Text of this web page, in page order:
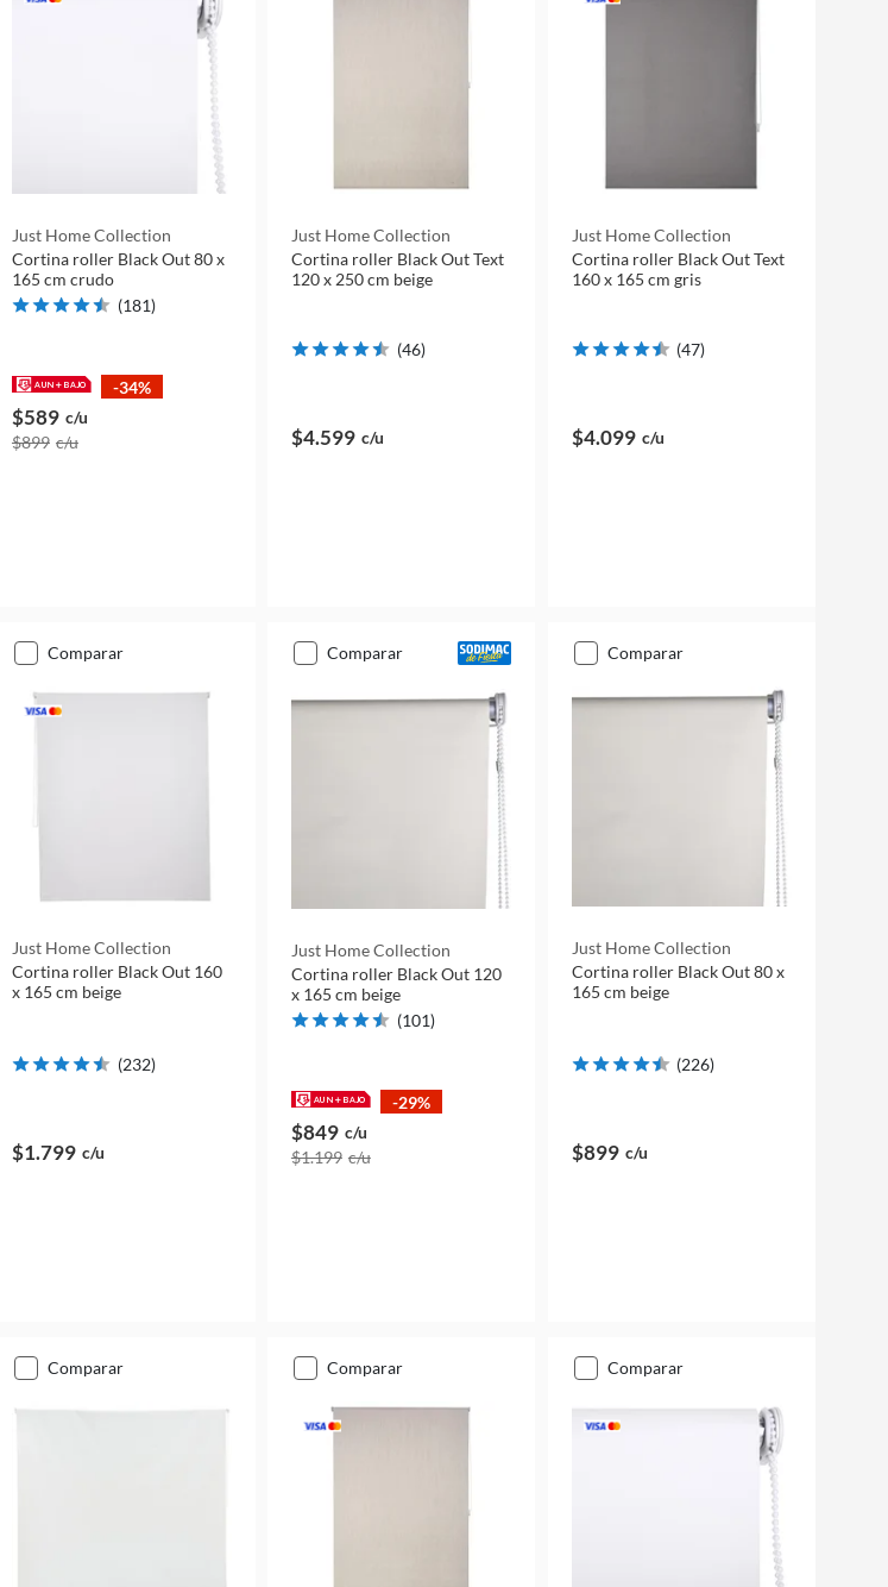
Just Home Collection
Cortina roller Black Out 80 x
165 cm crudo
(181)
-34%
$589 c/u
$899 c/u
Just Home Collection
Cortina roller Black Out Text
120 x 250 cm beige
(46)
$4.599 c/u
Just Home Collection
Cortina roller Black Out Text
160 x 165 cm gris
(47)
$4.099 c/u
comparar
Just Home Collection
Cortina roller Black Out 160
x 165 cm beige
(232)
$1.799 c/u
comparar
Just Home Collection
Cortina roller Black Out 120
x 165 cm beige
(101)
-29%
$849 c/u
$1.199 c/u
comparar
Just Home Collection
Cortina roller Black Out 80 x
165 cm beige
(226)
$899 c/u
comparar comparar comparar